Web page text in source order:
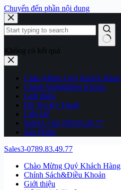
Chuyển đến phần nội dung
Không có kết quả
Chào Mừng Quý Khách Hàng
Chính Sách&Điều Khoản
Giới thiệu
Hổ Trợ Kỷ Thuật
Liên Hệ
Sales3-+84.789.83.49.77
Sản Phẩm
Sales3-0789.83.49.77
Chào Mừng Quý Khách Hàng
Chính Sách&Điều Khoản
Giới thiệu